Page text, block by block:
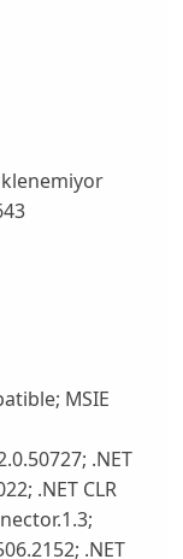
MSIE
.NET
.NET CLR
.NET